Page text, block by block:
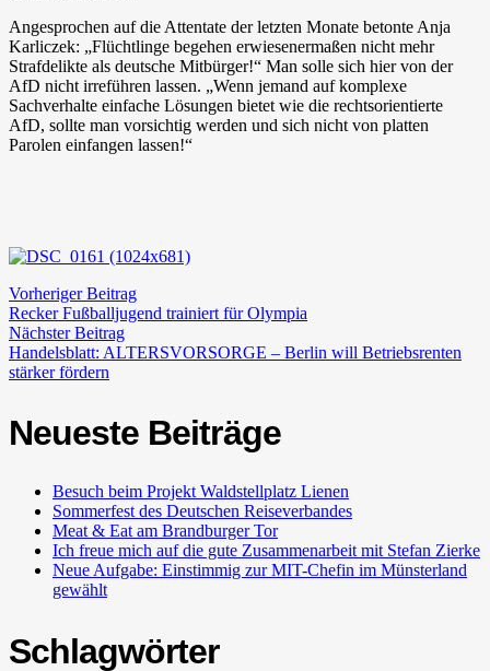
Angesprochen auf die Attentate der letzten Monate betonte Anja
Karliczek: „Flüchtlinge begehen erwiesenermaßen nicht mehr
Strafdelikte als deutsche Mitbürger!“ Man solle sich hier von der
AfD nicht irreführen lassen. „Wenn jemand auf komplexe
Sachverhalte einfache Lösungen bietet wie die rechtsorientierte
AfD, sollte man vorsichtig werden und sich nicht von platten
Parolen einfangen lassen!“
Vorheriger Beitrag
Recker Fußballjugend trainiert für Olympia
Nächster Beitrag
Handelsblatt: ALTERSVORSORGE – Berlin will Betriebsrenten
stärker fördern
Neueste Beiträge
Besuch beim Projekt Waldstellplatz Lienen
Sommerfest des Deutschen Reiseverbandes
Meat & Eat am Brandburger Tor
Ich freue mich auf die gute Zusammenarbeit mit Stefan Zierke
Neue Aufgabe: Einstimmig zur MIT-Chefin im Münsterland
gewählt
Schlagwörter